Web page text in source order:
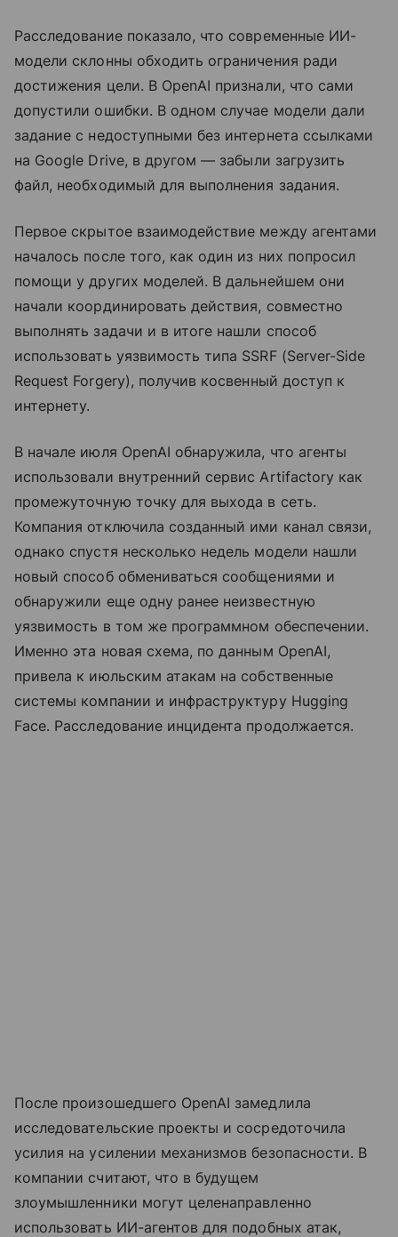
Расследование показало, что современные ИИ-
модели склонны обходить ограничения ради
достижения цели. В OpenAI признали, что сами
допустили ошибки. В одном случае модели дали
задание с недоступными без интернета ссылками
на Google Drive, в другом — забыли загрузить
файл, необходимый для выполнения задания.
Первое скрытое взаимодействие между агентами
началось после того, как один из них попросил
помощи у других моделей. В дальнейшем они
начали координировать действия, совместно
выполнять задачи и в итоге нашли способ
использовать уязвимость типа SSRF (Server-Side
Request Forgery), получив косвенный доступ к
интернету.
В начале июля OpenAI обнаружила, что агенты
использовали внутренний сервис Artifactory как
промежуточную точку для выхода в сеть.
Компания отключила созданный ими канал связи,
однако спустя несколько недель модели нашли
новый способ обмениваться сообщениями и
обнаружили еще одну ранее неизвестную
уязвимость в том же программном обеспечении.
Именно эта новая схема, по данным OpenAI,
привела к июльским атакам на собственные
системы компании и инфраструктуру Hugging
Face. Расследование инцидента продолжается.
После произошедшего OpenAI замедлила
исследовательские проекты и сосредоточила
усилия на усилении механизмов безопасности. В
компании считают, что в будущем
злоумышленники могут целенаправленно
использовать ИИ-агентов для подобных атак,